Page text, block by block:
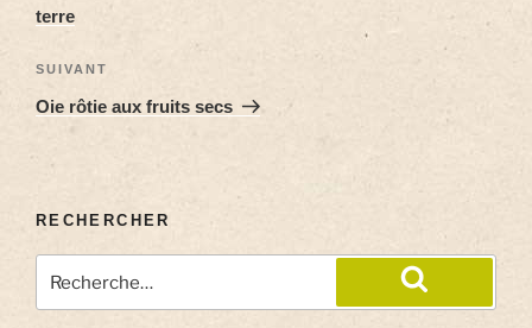
terre
SUIVANT
Oie rôtie aux fruits secs
RECHERCHER